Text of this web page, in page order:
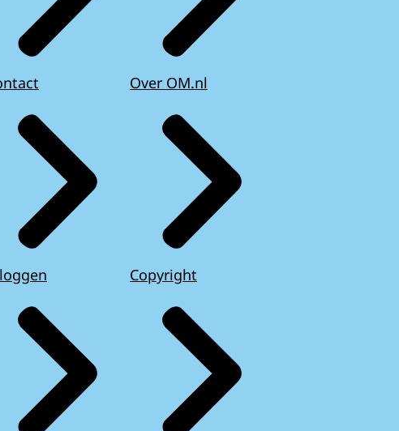
Over OM.nl
Copyright